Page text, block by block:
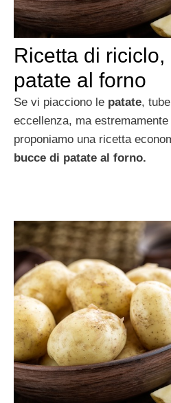
Ricetta di
patate al forno
Se vi piacciono le patate,
eccellenza, ma
proponiamo una ricetta
bucce di patate al forno.